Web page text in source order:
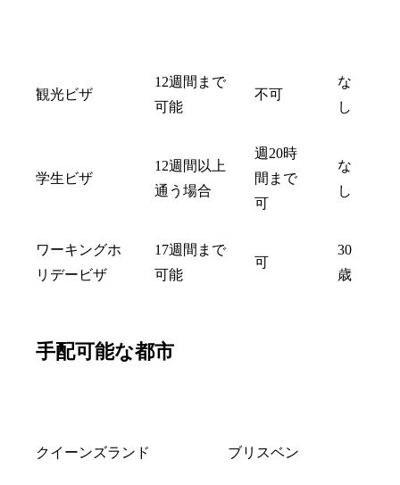
観光ビザ
12週間まで
可能
不可
な
し
学生ビザ
12週間以上
通う場合
週20時
間まで
可
な
し
ワーキングホ
リデービザ
17週間まで
可能
可
30
歳
手配可能な都市
クイーンズランド ブリスベン